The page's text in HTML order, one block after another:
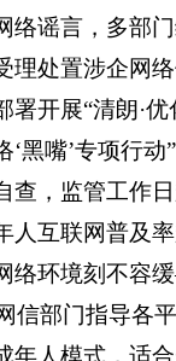
络谣言，多部
理处置涉企网
署开展“清朗·
黑嘴’专项行动
查，监管工作日
人互联网普及
络环境刻不容
信部门指导各
年人模式，适